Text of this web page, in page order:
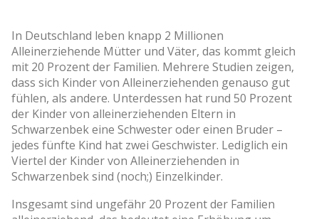
In Deutschland leben knapp 2 Millionen
Alleinerziehende Mütter und Väter, das kommt gleich
mit 20 Prozent der Familien. Mehrere Studien zeigen,
dass sich Kinder von Alleinerziehenden genauso gut
fühlen, als andere. Unterdessen hat rund 50 Prozent
der Kinder von alleinerziehenden Eltern in
Schwarzenbek eine Schwester oder einen Bruder –
jedes fünfte Kind hat zwei Geschwister. Lediglich ein
Viertel der Kinder von Alleinerziehenden in
Schwarzenbek sind (noch;) Einzelkinder.
Insgesamt sind ungefähr 20 Prozent der Familien